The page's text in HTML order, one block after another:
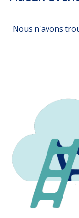
Nous n'avons